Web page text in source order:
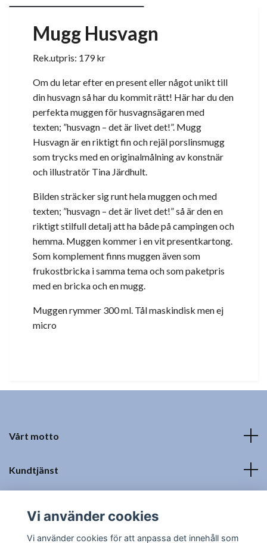
Mugg Husvagn
Rek.utpris: 179 kr
Om du letar efter en present eller något unikt till
din husvagn så har du kommit rätt! Här har du den
perfekta muggen för husvagnsägaren med
texten; ”husvagn – det är livet det!”. Mugg
Husvagn är en riktigt fin och rejäl porslinsmugg
som trycks med en originalmålning av konstnär
och illustratör Tina Järdhult.
Bilden sträcker sig runt hela muggen och med
texten; ”husvagn – det är livet det!” så är den en
riktigt stilfull detalj att ha både på campingen och
hemma. Muggen kommer i en vit presentkartong.
Som komplement finns muggen även som
frukostbricka i samma tema och som paketpris
med en bricka och en mugg.
Muggen rymmer 300 ml. Tål maskindisk men ej
micro
Vårt motto
Kundtjänst
Sociala medier
Vi använder cookies
Vi använder cookies för att anpassa det innehåll som